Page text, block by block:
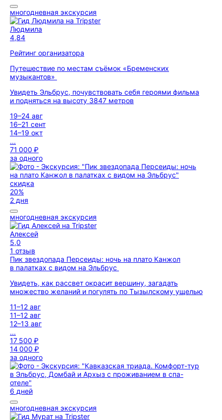
многодневная экскурсия
Людмила
4,84
Рейтинг организатора
Путешествие по местам съёмок «Бременских
музыкантов»
Увидеть Эльбрус, почувствовать себя героями фильма
и подняться на высоту 3847 метров
19–24 авг
16–21 сент
14–19 окт
...
71 000 ₽
за одного
скидка
20%
2 дня
многодневная экскурсия
Алексей
5,0
1 отзыв
Пик звездопада Персеиды: ночь на плато Канжол
в палатках с видом на Эльбрус
Увидеть, как рассвет окрасит вершину, загадать
множество желаний и погулять по Тызылскому ущелью
11–12 авг
11–12 авг
12–13 авг
...
17 500 ₽
14 000 ₽
за одного
6 дней
многодневная экскурсия